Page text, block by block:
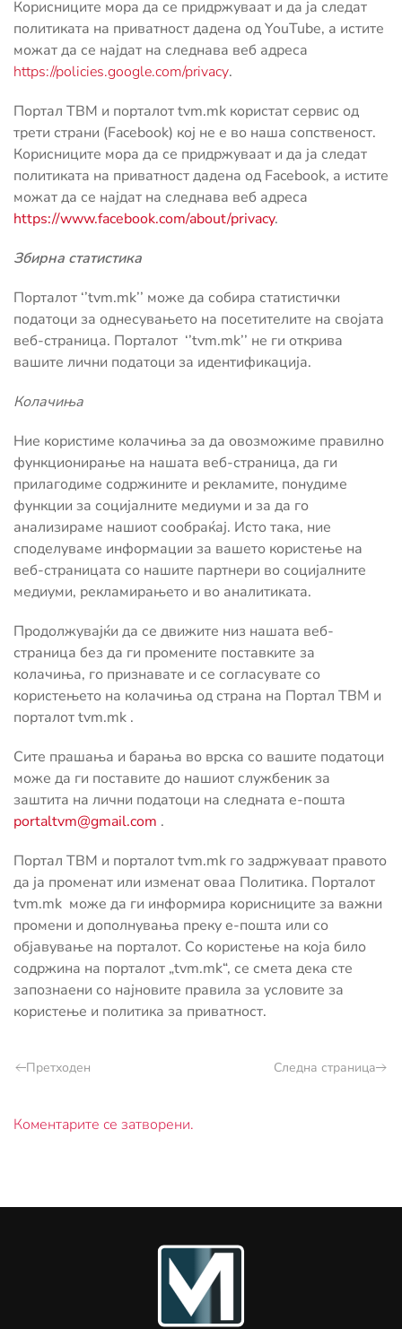
Корисниците мора да се придржуваат и да ја следат
политиката на приватност дадена од YouTube, а истите
можат да се најдат на следнава веб адреса
https://policies.google.com/privacy.
Портал ТВМ и порталот tvm.mk користат сервис од
трети страни (Facebook) кој не е во наша сопственост.
Корисниците мора да се придржуваат и да ја следат
политиката на приватност дадена од Facebook, а истите
можат да се најдат на следнава веб адреса
https://www.facebook.com/about/privacy.
Збирна статистика
Порталот ‘’tvm.mk’’ може да собира статистички
податоци за однесувањето на посетителите на својата
веб-страница. Порталот ‘’tvm.mk’’ не ги открива
вашите лични податоци за идентификација.
Колачиња
Ние користиме колачиња за да овозможиме правилно
функционирање на нашата веб-страница, да ги
прилагодиме содржините и рекламите, понудиме
функции за социјалните медиуми и за да го
анализираме нашиот сообраќај. Исто така, ние
споделуваме информации за вашето користење на
веб-страницата со нашите партнери во социјалните
медиуми, рекламирањето и во аналитиката.
Продолжувајќи да се движите низ нашата веб-
страница без да ги промените поставките за
колачиња, го признавате и се согласувате со
користењето на колачиња од страна на Портал ТВМ и
порталот tvm.mk .
Сите прашања и барања во врска со вашите податоци
може да ги поставите до нашиот службеник за
заштита на лични податоци на следната е-пошта
portaltvm@gmail.com .
Портал ТВМ и порталот tvm.mk го задржуваат правото
да ја променат или изменат оваа Политика. Порталот
tvm.mk може да ги информира корисниците за важни
промени и дополнувања преку е-пошта или со
објавување на порталот. Со користење на која било
содржина на порталот „tvm.mk“, се смета дека сте
запознаени со најновите правила за условите за
користење и политика за приватност.
Претходен Следна страница
Коментарите се затворени.